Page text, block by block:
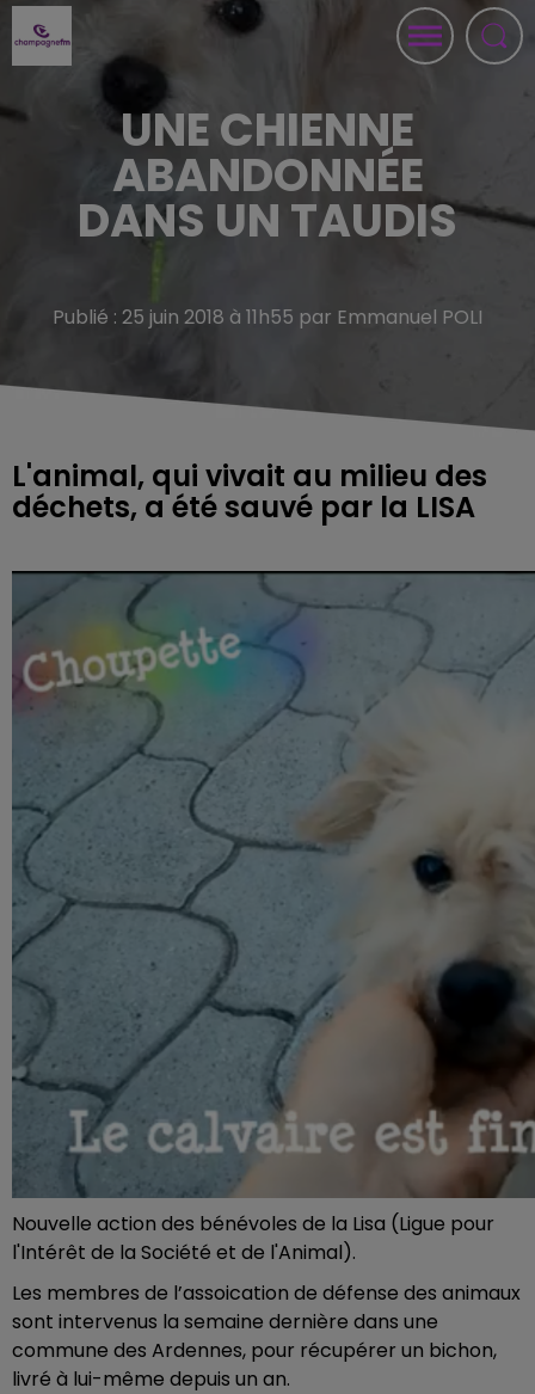
UNE CHIENNE
ABANDONNÉE
DANS UN TAUDIS
Publié : 25 juin 2018 à 11h55 par Emmanuel POLI
L'animal, qui vivait au milieu des
déchets, a été sauvé par la LISA
Nouvelle action des bénévoles de la Lisa (Ligue pour
l'Intérêt de la Société et de l'Animal).
Les membres de l’assoication de défense des animaux
sont intervenus la semaine dernière dans une
commune des Ardennes, pour récupérer un bichon,
livré à lui-même depuis un an.